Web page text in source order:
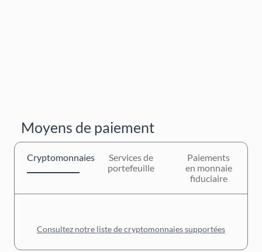
Moyens de paiement
Cryptomonnaies
Services de
portefeuille
Paiements
en monnaie
fiduciaire
Consultez notre liste de cryptomonnaies supportées